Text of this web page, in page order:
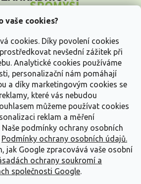
vaše cookies?
cookies. Díky povolení cookies
nevšední zážitek při
Analytické cookies používáme
personalizační nám pomáhají
a díky marketingovým cookies se
které vás nebudou
můžeme používat cookies
reklam a měření
podmínky ochrany osobních
Podmínky ochrany osobních údajů.
jak Google zpracovává vaše osobní
ochrany soukromí a
společnosti Google.